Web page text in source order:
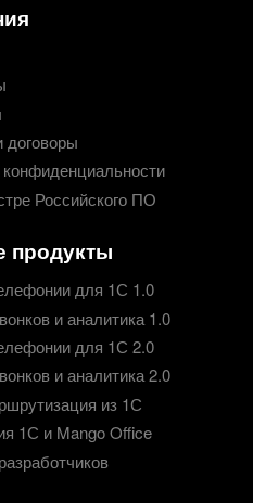
Российского ПО
продукты
для 1С 1.0
и аналитика 1.0
для 1С 2.0
и аналитика 2.0
из 1С
1С и Mango Office